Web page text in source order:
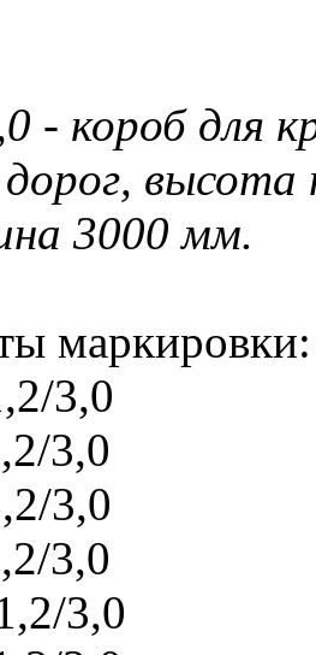
- короб для
3000 мм.
маркировки:
3,0
3,0
3,0
3,0
3,0